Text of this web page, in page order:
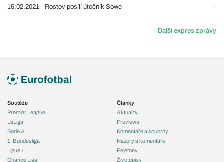
15.02.2021 Rostov posílí útočník Sowe
Další expres zprávy
Soutěže
Premier League
LaLiga
Serie A
1. Bundesliga
Ligue 1
Chance Liga
Články
Aktuality
Previews
Komentáře a souhrny
Názory a komentáře
Fejetony
Životopisy